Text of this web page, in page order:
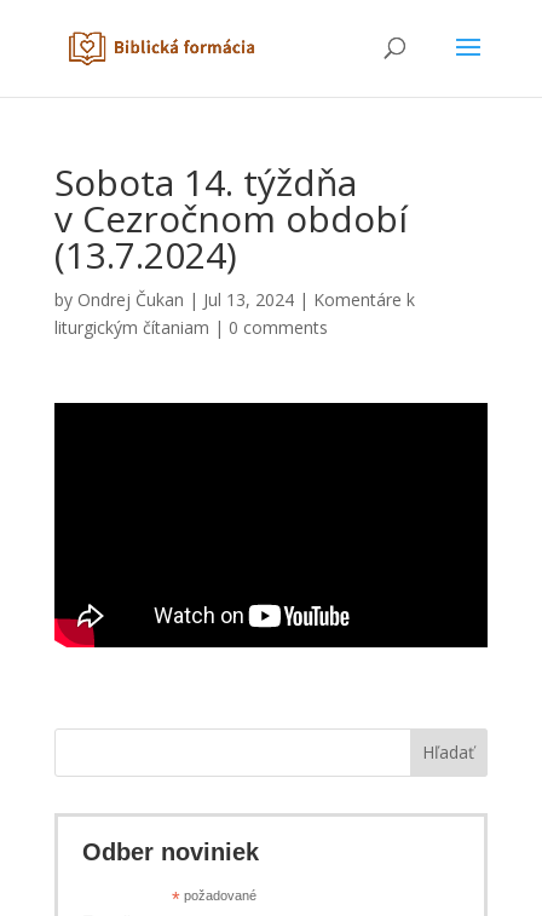
Sobota 14. týždňa
v Cezročnom období
(13.7.2024)
by Ondrej Čukan | Jul 13, 2024| Komentáre k
liturgickým čítaniam | 0 comments
Hľadať
Odber noviniek
*požadované